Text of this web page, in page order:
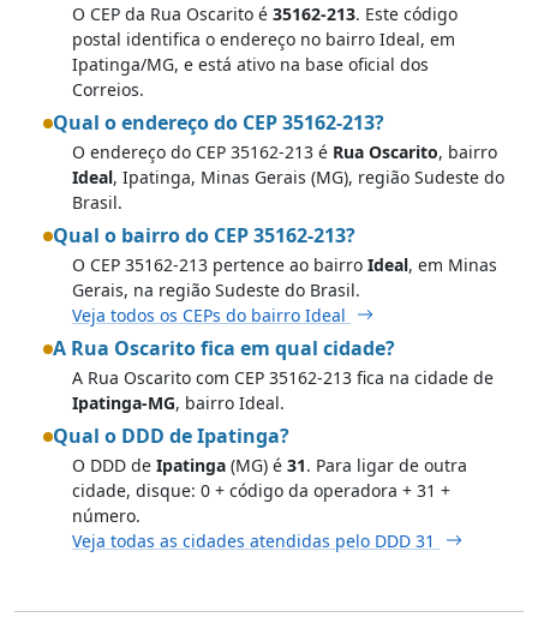
O CEP da Rua Oscarito é 35162-213. Este código
postal identifica o endereço no bairro Ideal, em
Ipatinga/MG, e está ativo na base oficial dos
Correios.
Qual o endereço do CEP 35162-213?
O endereço do CEP 35162-213 é Rua Oscarito, bairro
Ideal, Ipatinga, Minas Gerais (MG), região Sudeste do
Brasil.
Qual o bairro do CEP 35162-213?
O CEP 35162-213 pertence ao bairro Ideal, em Minas
Gerais, na região Sudeste do Brasil.
Veja todos os CEPs do bairro Ideal
A Rua Oscarito fica em qual cidade?
A Rua Oscarito com CEP 35162-213 fica na cidade de
Ipatinga-MG, bairro Ideal.
Qual o DDD de Ipatinga?
O DDD de Ipatinga (MG) é 31. Para ligar de outra
cidade, disque: 0 + código da operadora + 31 +
número.
Veja todas as cidades atendidas pelo DDD 31